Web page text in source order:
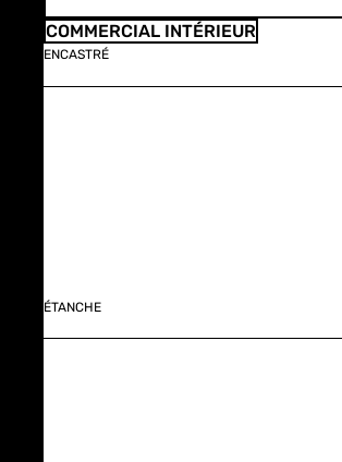
COMMERCIAL INTÉRIEUR
ENCASTRÉ
ÉTANCHE